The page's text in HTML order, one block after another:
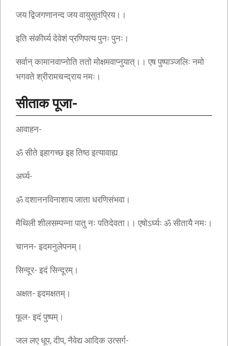
जय द्विजगणानन्द जय वायुसुतप्रिय।।
इति संकीर्घ्य देवेशं प्रणिपत्य पुनः पुनः।
सर्वान् कामानवाप्नोति ततो मोक्षमवाप्नुयात्।। एष पुष्पाञ्जलिः नमो
भगवते श्रीरामचन्द्राय नमः।
सीताक पूजा-
आवाहन-
ॐ सीते इहागच्छ इह तिष्ठ इत्यावाह्य
अर्घ्य-
ॐ दशाननविनाशाय जाता धरणिसंभवा।
मैथिली शीलसम्पन्ना पातु नः पतिदेवता।। एषोऽर्घ्यः ॐ सीतायै नमः।
चानन- इदमनुलेपनम्।
सिन्दूर- इदं सिन्दूरम्।
अक्षत- इदमक्षतम्।
फूल- इदं पुष्पम्।
जल लए धूप, दीप, नैवेद्य आदिक उत्सर्ग-